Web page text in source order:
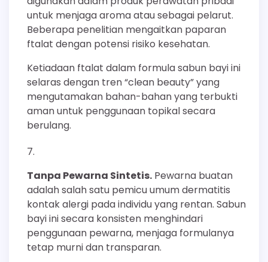
untuk menjaga aroma atau sebagai pelarut.
Beberapa penelitian mengaitkan paparan
ftalat dengan potensi risiko kesehatan.
Ketiadaan ftalat dalam formula sabun bayi ini
selaras dengan tren “clean beauty” yang
mengutamakan bahan-bahan yang terbukti
aman untuk penggunaan topikal secara
berulang.
Tanpa Pewarna Sintetis. Pewarna buatan
adalah salah satu pemicu umum dermatitis
kontak alergi pada individu yang rentan. Sabun
bayi ini secara konsisten menghindari
penggunaan pewarna, menjaga formulanya
tetap murni dan transparan.